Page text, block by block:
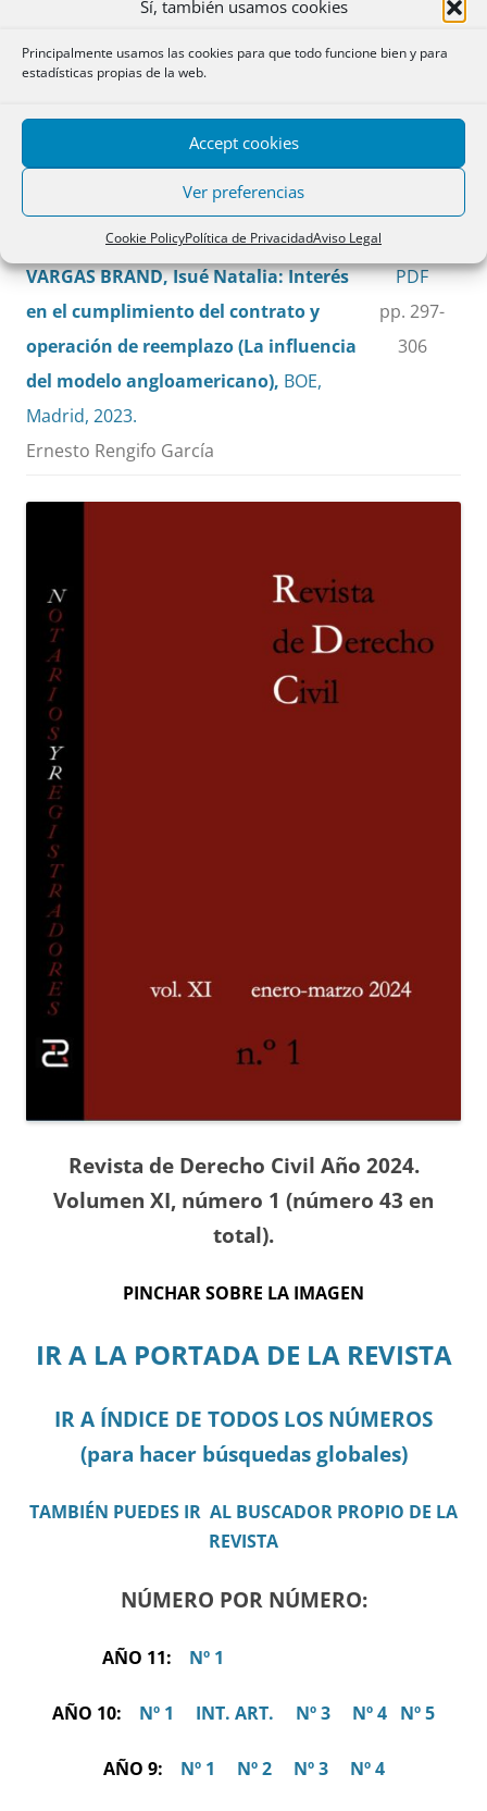
Sí, también usamos cookies
Principalmente usamos las cookies para que todo funcione bien y para
estadísticas propias de la web.
Accept cookies
Ver preferencias
Cookie PolicyPolítica de PrivacidadAviso Legal
GARCÍA MAYO, Manuel: Pactos
Bosch, Las Rozas
(Madrid), 2023, 280 pp.
PDF
VARGAS BRAND, Isué Natalia: Interés
en el cumplimiento del contrato y
operación de reemplazo (La influencia
del modelo angloamericano), BOE,
Madrid, 2023.
Ernesto Rengifo García
PDF
pp. 297-
306
Revista de Derecho Civil Año 2024.
Volumen XI, número 1 (número 43 en
total).
PINCHAR SOBRE LA IMAGEN
IR A LA PORTADA DE LA REVISTA
IR A ÍNDICE DE TODOS LOS NÚMEROS
(para hacer búsquedas globales)
TAMBIÉN PUEDES IR AL BUSCADOR PROPIO DE LA
REVISTA
NÚMERO POR NÚMERO:
AÑO 11: Nº 1
AÑO 10: Nº 1 INT. ART. Nº 3 Nº 4 Nº 5
AÑO 9: Nº 1 Nº 2 Nº 3 Nº 4